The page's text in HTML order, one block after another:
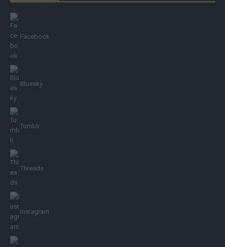
Facebook
Bluesky
Tumblr
Threads
Instagram